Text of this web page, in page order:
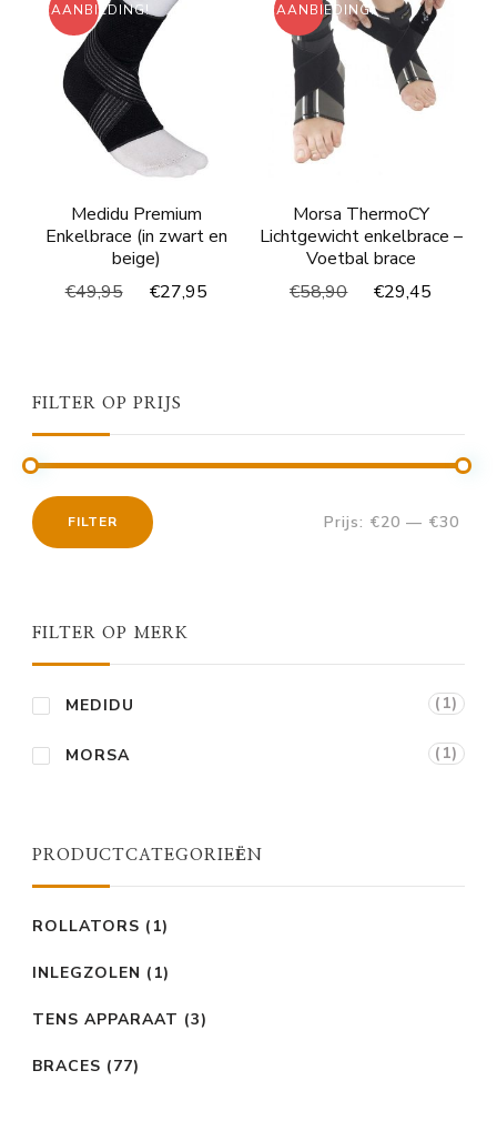
AANBIEDING!
Medidu Premium
Enkelbrace (in zwart en
beige)
€49,95
Oorspronkelijke
€27,95
AANBIEDING!
Morsa ThermoCY
Lichtgewicht enkelbrace –
Voetbal brace
€58,90
Oorspronkelijke
€29,45
FILTER OP PRIJS
FILTER Prijs: €20 — €30
FILTER OP MERK
MEDIDU (1)
MORSA (1)
PRODUCTCATEGORIEËN
ROLLATORS (1)
INLEGZOLEN (1)
TENS APPARAAT (3)
BRACES (77)